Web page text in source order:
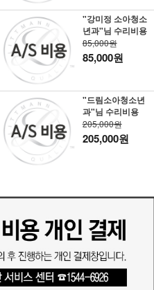
"강미정 소아청소
년과"님 수리비용
85,000원
85,000원
"드림소아청소년
과"님 수리비용
205,000원
205,000원